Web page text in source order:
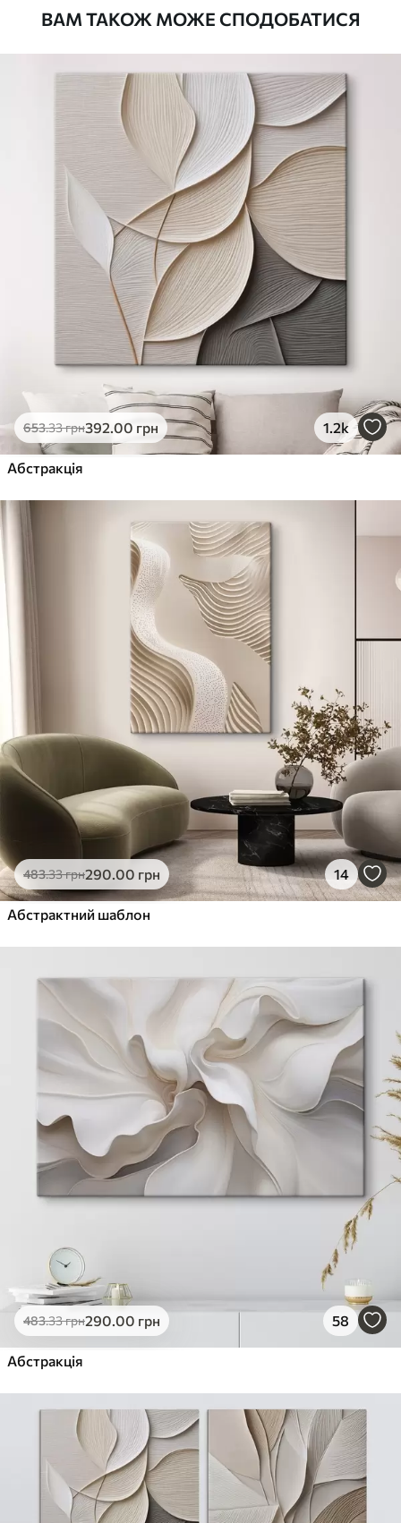
Від290.00грн
Яскраві, насичені кольори
Стійкість до вицвітання
Безпечне чорнило без запаху
Поверхня з текстурою полотна
Екологічний матеріал
Преміум
363.00
Яскраві, насичені кольори
Стійкість до вицвітання
Безпечне чорнило без запаху
Поверхня з текстурою полотна
Екологічний матеріал
Еко-Преміум
.00грн
✓Яскраві, насичені кольори
✓
✓ Поверхня з текстурою полотна
✓ Екологічний матеріал
ВАМ ТАКОЖ МОЖЕ СПОДОБАТИСЯ
653.33грн392.00 грн 1.2k
Абстракція
483.33грн290.00 грн 14
Абстрактний шаблон
483.33грн290.00 грн 58
Абстракція